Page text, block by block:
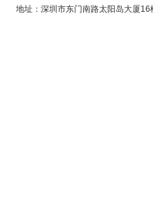
地址：深圳市东门南路太阳岛大厦